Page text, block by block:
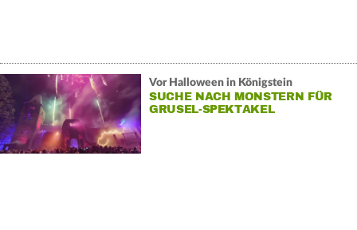
Vor Halloween in Königstein
SUCHE NACH MONSTERN FÜR
GRUSEL-SPEKTAKEL